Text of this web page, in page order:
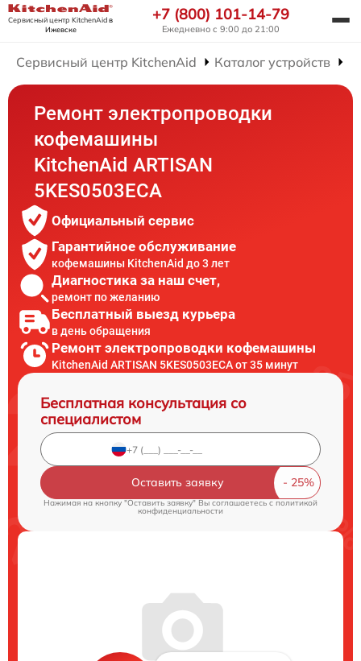
Сервисный центр KitchenAidв
Ижевске
+7 (800) 101-14-79
Ежедневно с 9:00 до 21:00
Сервисный центр KitchenAid Каталог устройств
Ремонт электропроводки
кофемашины
KitchenAid ARTISAN
5KES0503ECA
Официальный сервис
Гарантийное обслуживание
кофемашины KitchenAid до 3 лет
Диагностика за наш счет,
ремонт по желанию
Бесплатный выезд курьера
в день обращения
Ремонт электропроводки кофемашины
KitchenAid ARTISAN 5KES0503ECA от 35 минут
Бесплатная консультация со
специалистом
Оставить заявку
Нажимая на кнопку "Оставить заявку" Вы соглашаетесь cполитикой
конфиденциальности